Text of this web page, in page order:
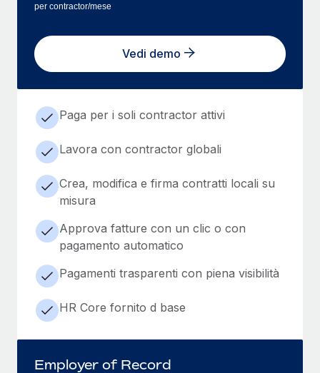
per contractor/mese
Vedi demo
Paga per i soli contractor attivi
Lavora con contractor globali
Crea, modifica e firma contratti locali su
misura
Approva fatture con un clic o con
pagamento automatico
Pagamenti trasparenti con piena visibilità
HR Core fornito d base
Employer of Record